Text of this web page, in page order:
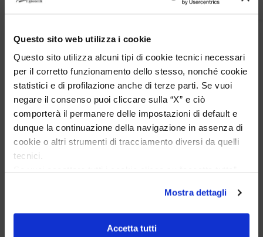
Questo sito web utilizza i cookie
Questo sito utilizza alcuni tipi di cookie tecnici necessari
per il corretto funzionamento dello stesso, nonché cookie
statistici e di profilazione anche di terze parti. Se vuoi
negare il consenso puoi cliccare sulla “X” e ciò
comporterà il permanere delle impostazioni di default e
dunque la continuazione della navigazione in assenza di
cookie o altri strumenti di tracciamento diversi da quelli
tecnici.
Se vuoi saperne di più consulta laprivacy policye la
Mostra dettagli
Accetta tutti
Excellent
Our 4 and 5 star reviews.
Click here to read them all >